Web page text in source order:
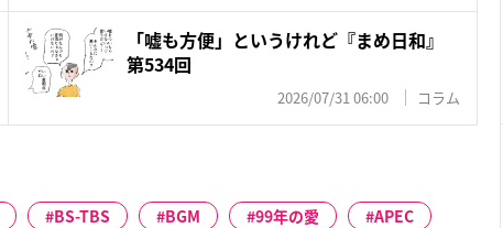
「嘘も方便」というけれど『まめ日和』
第534回
2026/07/31 06:00 コラム
BS-TBS BGM 99年の愛
APEC